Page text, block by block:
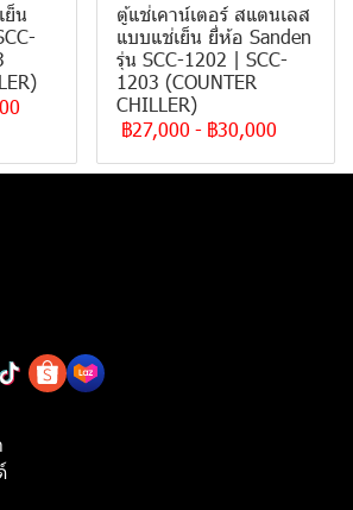
ย็น
ตู้แช่เคาน์เตอร์ สแตนเลส
แบบแช่เย็น ยี่ห้อ Sanden
รุ่น SCC-1202 | SCC-
1203 (COUNTER
CHILLER)
฿27,000 - ฿30,000